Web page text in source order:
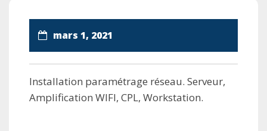
mars 1, 2021
Installation paramétrage réseau. Serveur,
Amplification WIFI, CPL, Workstation.